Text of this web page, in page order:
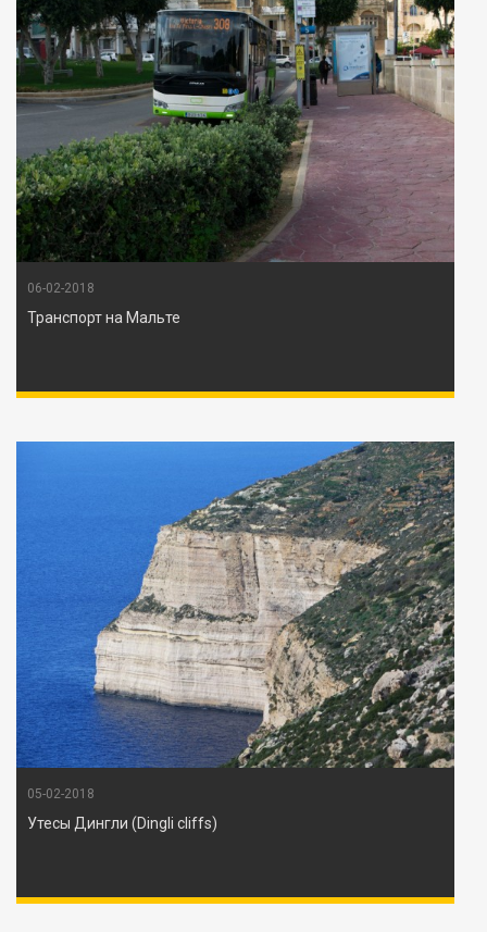
06-02-2018
Транспорт на Мальте
05-02-2018
Утесы Дингли (Dingli cliffs)